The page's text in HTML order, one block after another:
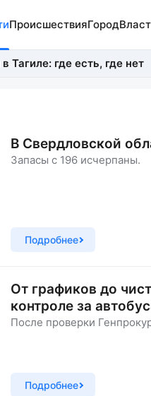
ПроисшествияГород
Тагиле: где есть, где нет
В Свердловской
Запасы с 196 исчерпаны.
Подробнее
От графиков до
контроле за
После проверки
Подробнее